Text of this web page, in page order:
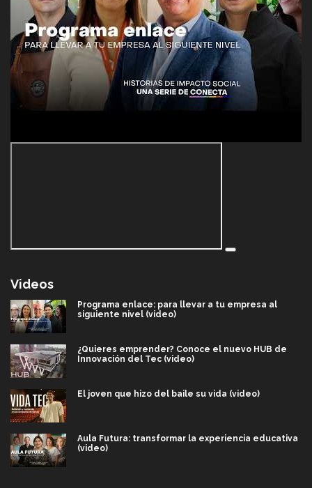
Videos
Programa enlace: para llevar a tu empresa al
siguiente nivel (video)
¿Quieres emprender? Conoce el nuevo HUB de
Innovación del Tec (video)
El joven que hizo del baile su vida (video)
Aula Futura: transformar la experiencia educativa
(video)